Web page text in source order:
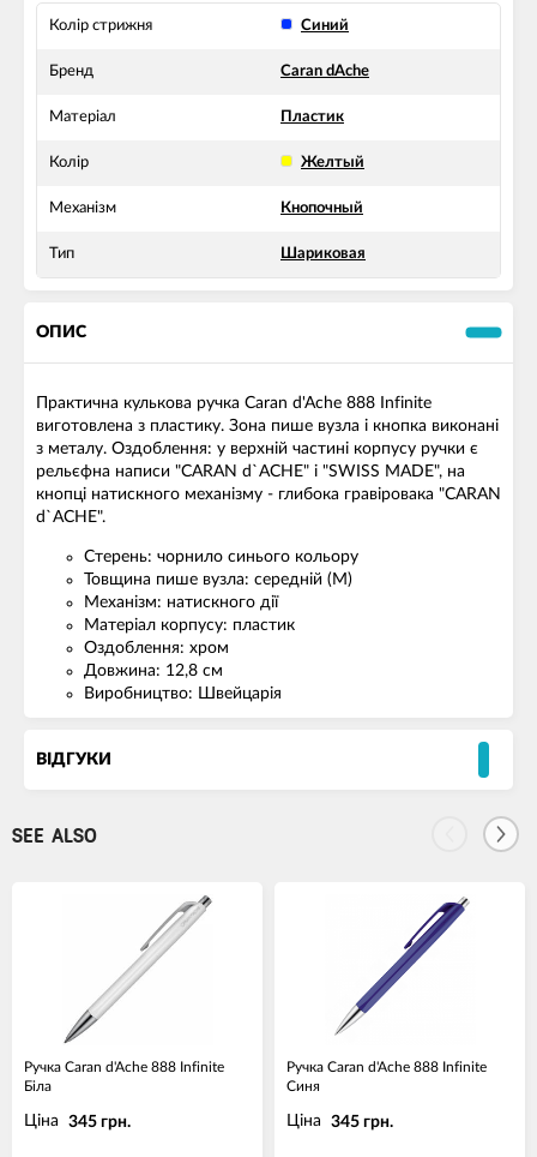
Колір стрижня Синий
Бренд Caran dAche
Матеріал Пластик
Колір Желтый
Механізм Кнопочный
Тип Шариковая
ОПИС
Практична кулькова ручка Caran d'Ache 888 Infinite
виготовлена з пластику. Зона пише вузла і кнопка виконані
з металу. Оздоблення: у верхній частині корпусу ручки є
рельєфна написи "CARAN d`ACHE" і "SWISS MADE", на
кнопці натискного механізму - глибока гравіровака "CARAN
d`ACHE".
Стерень: чорнило синього кольору
Товщина пише вузла: середній (M)
Механізм: натискного дії
Матеріал корпусу: пластик
Оздоблення: хром
Довжина: 12,8 см
Виробництво: Швейцарія
ВІДГУКИ
SEE ALSO
Ручка Caran d'Ache 888 Infinite
Біла
Ціна 345 грн.
Ручка Caran d'Ache 888 Infinite
Синя
Ціна 345 грн.